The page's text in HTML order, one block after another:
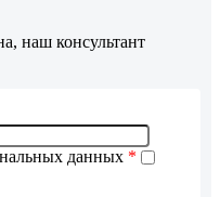
наш консультант
данных *